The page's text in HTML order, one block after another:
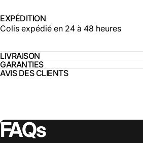
EXPÉDITION
Colis expédié en 24 à 48 heures
LIVRAISON
GARANTIES
AVIS DES CLIENTS
FAQs